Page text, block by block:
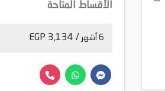
الأقساط المتاحة
6 أشهر / 3,134 EGP